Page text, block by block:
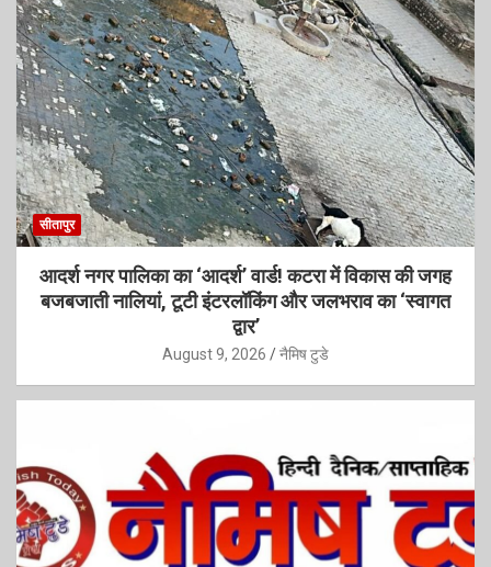
सीतापुर
आदर्श नगर पालिका का ‘आदर्श’ वार्ड! कटरा में विकास की जगह
बजबजाती नालियां, टूटी इंटरलॉकिंग और जलभराव का ‘स्वागत
द्वार’
August 9, 2026 नैमिष टुडे